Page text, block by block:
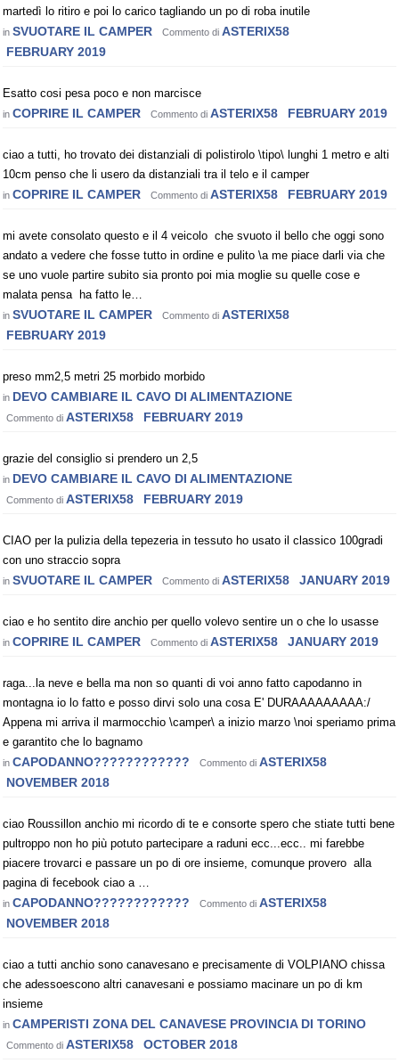
martedì lo ritiro e poi lo carico tagliando un po di roba inutile
in SVUOTARE IL CAMPER Commento di ASTERIX58
FEBRUARY 2019
Esatto cosi pesa poco e non marcisce
in COPRIRE IL CAMPER Commento di ASTERIX58 FEBRUARY 2019
ciao a tutti, ho trovato dei distanziali di polistirolo \tipo\ lunghi 1 metro e alti
10cm penso che li usero da distanziali tra il telo e il camper
in COPRIRE IL CAMPER Commento di ASTERIX58 FEBRUARY 2019
mi avete consolato questo e il 4 veicolo che svuoto il bello che oggi sono
andato a vedere che fosse tutto in ordine e pulito \a me piace darli via che
se uno vuole partire subito sia pronto poi mia moglie su quelle cose e
malata pensa ha fatto le…
in SVUOTARE IL CAMPER Commento di ASTERIX58
FEBRUARY 2019
preso mm2,5 metri 25 morbido morbido
in DEVO CAMBIARE IL CAVO DI ALIMENTAZIONE
Commento di ASTERIX58 FEBRUARY 2019
grazie del consiglio si prendero un 2,5
in DEVO CAMBIARE IL CAVO DI ALIMENTAZIONE
Commento di ASTERIX58 FEBRUARY 2019
CIAO per la pulizia della tepezeria in tessuto ho usato il classico 100gradi
con uno straccio sopra
in SVUOTARE IL CAMPER Commento di ASTERIX58 JANUARY 2019
ciao e ho sentito dire anchio per quello volevo sentire un o che lo usasse
in COPRIRE IL CAMPER Commento di ASTERIX58 JANUARY 2019
raga...la neve e bella ma non so quanti di voi anno fatto capodanno in
montagna io lo fatto e posso dirvi solo una cosa E' DURAAAAAAAAA:/
Appena mi arriva il marmocchio \camper\ a inizio marzo \noi speriamo prima
e garantito che lo bagnamo
in CAPODANNO???????????? Commento di ASTERIX58
NOVEMBER 2018
ciao Roussillon anchio mi ricordo di te e consorte spero che stiate tutti bene
pultroppo non ho più potuto partecipare a raduni ecc...ecc.. mi farebbe
piacere trovarci e passare un po di ore insieme, comunque provero alla
pagina di fecebook ciao a …
in CAPODANNO???????????? Commento di ASTERIX58
NOVEMBER 2018
ciao a tutti anchio sono canavesano e precisamente di VOLPIANO chissa
che adessoescono altri canavesani e possiamo macinare un po di km
insieme
in CAMPERISTI ZONA DEL CANAVESE PROVINCIA DI TORINO
Commento di ASTERIX58 OCTOBER 2018